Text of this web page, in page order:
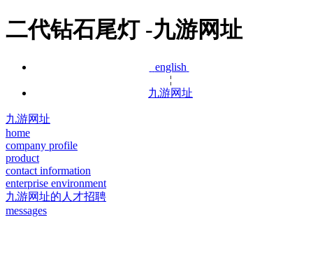
二代钻石尾灯 -九游网址
english
¦
九游网址
九游网址
home
company profile
product
contact information
enterprise environment
九游网址的人才招聘
messages